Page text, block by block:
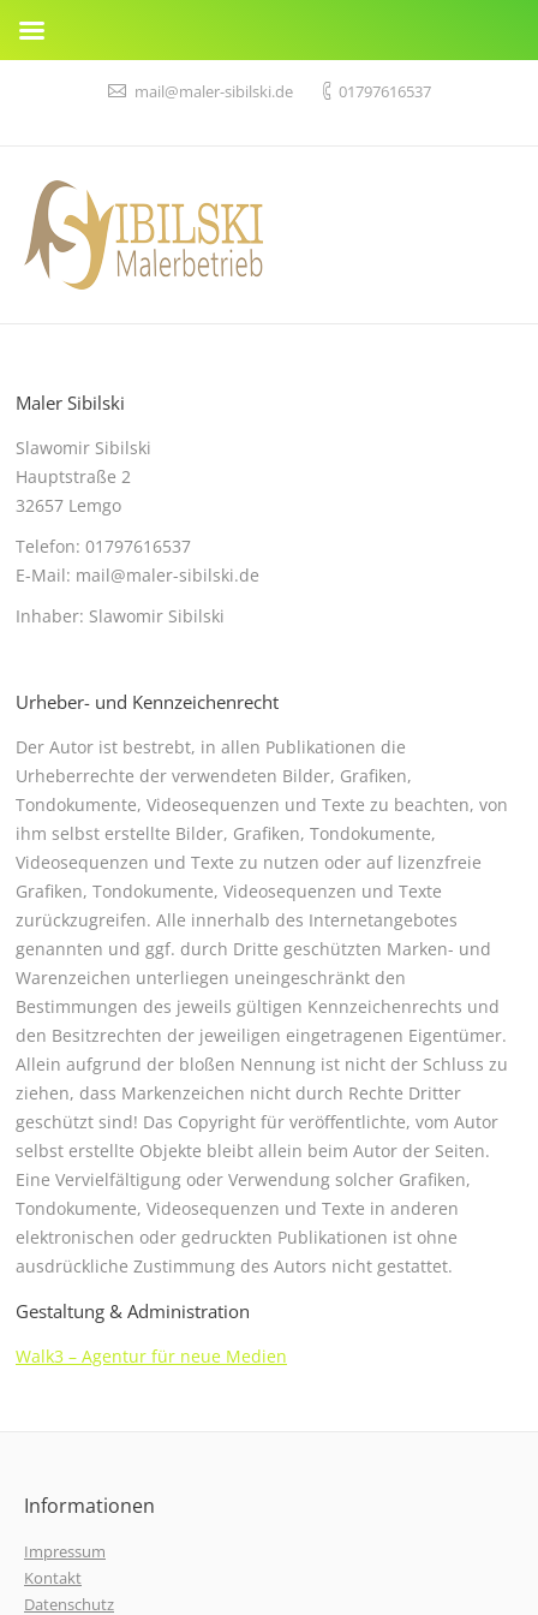
mail@maler-sibilski.de 01797616537
Maler Sibilski
Slawomir Sibilski
Hauptstraße 2
32657 Lemgo
Telefon: 01797616537
E-Mail: mail@maler-sibilski.de
Inhaber: Slawomir Sibilski
Urheber- und Kennzeichenrecht
Der Autor ist bestrebt, in allen Publikationen die
Urheberrechte der verwendeten Bilder, Grafiken,
Tondokumente, Videosequenzen und Texte zu beachten, von
ihm selbst erstellte Bilder, Grafiken, Tondokumente,
Videosequenzen und Texte zu nutzen oder auf lizenzfreie
Grafiken, Tondokumente, Videosequenzen und Texte
zurückzugreifen. Alle innerhalb des Internetangebotes
genannten und ggf. durch Dritte geschützten Marken- und
Warenzeichen unterliegen uneingeschränkt den
Bestimmungen des jeweils gültigen Kennzeichenrechts und
den Besitzrechten der jeweiligen eingetragenen Eigentümer.
Allein aufgrund der bloßen Nennung ist nicht der Schluss zu
ziehen, dass Markenzeichen nicht durch Rechte Dritter
geschützt sind! Das Copyright für veröffentlichte, vom Autor
selbst erstellte Objekte bleibt allein beim Autor der Seiten.
Eine Vervielfältigung oder Verwendung solcher Grafiken,
Tondokumente, Videosequenzen und Texte in anderen
elektronischen oder gedruckten Publikationen ist ohne
ausdrückliche Zustimmung des Autors nicht gestattet.
Gestaltung & Administration
Walk3 – Agentur für neue Medien
Informationen
Impressum
Kontakt
Datenschutz